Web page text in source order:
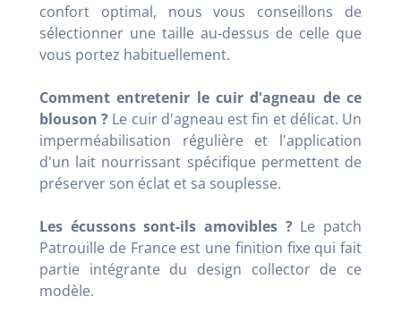
confort optimal, nous vous conseillons de
sélectionner une taille au-dessus de celle que
vous portez habituellement.
Comment entretenir le cuir d'agneau de ce
blouson ? Le cuir d'agneau est fin et délicat. Un
imperméabilisation régulière et l'application
d'un lait nourrissant spécifique permettent de
préserver son éclat et sa souplesse.
Les écussons sont-ils amovibles ?Le patch
Patrouille de France est une finition fixe qui fait
partie intégrante du design collector de ce
modèle.